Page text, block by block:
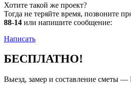
Хотите такой же проект?
Тогда не теряйте время, позвоните
88-14 или напишите сообщение:
Написать
БЕСПЛАТНО!
Выезд, замер и составление